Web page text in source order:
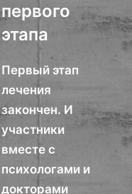
первого
этапа
Первый этап
лечения
закончен. И
участники
вместе с
психологами и
докторами